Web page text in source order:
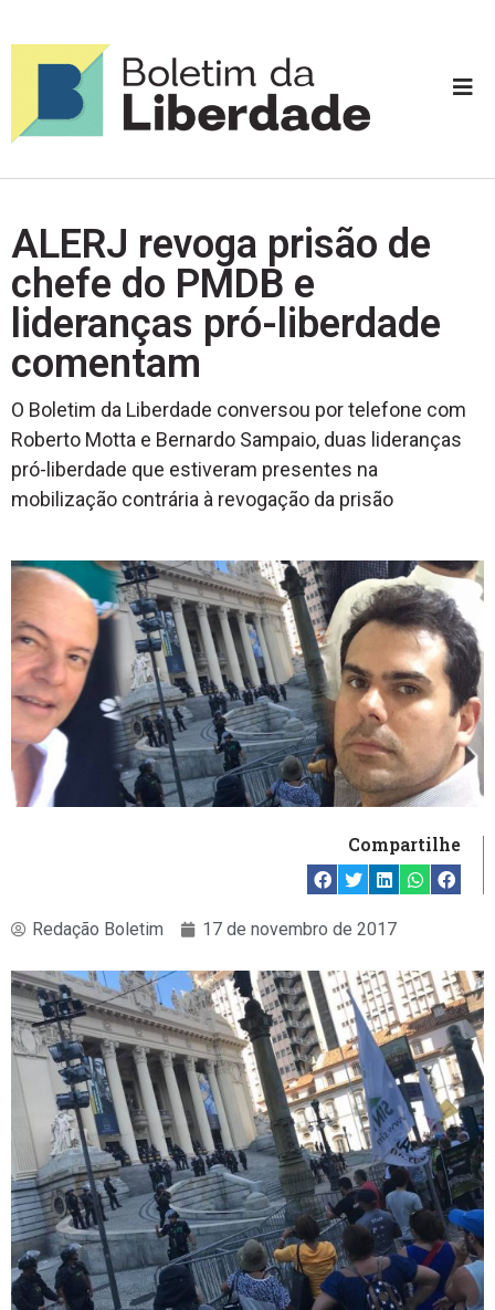
ALERJ revoga prisão de
chefe do PMDB e
lideranças pró-liberdade
comentam
O Boletim da Liberdade conversou por telefone com
Roberto Motta e Bernardo Sampaio, duas lideranças
pró-liberdade que estiveram presentes na
mobilização contrária à revogação da prisão
Compartilhe
Redação Boletim 17 de novembro de 2017